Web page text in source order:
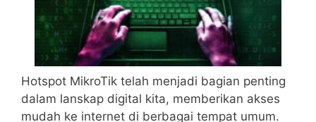
Hotspot MikroTik telah menjadi bagian penting
dalam lanskap digital kita, memberikan akses
mudah ke internet di berbagai tempat umum.